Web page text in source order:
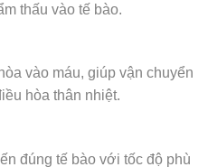
thấu vào tế bào.
vào máu, giúp vận chuyển
hòa thân nhiệt.
đúng tế bào với tốc độ phù